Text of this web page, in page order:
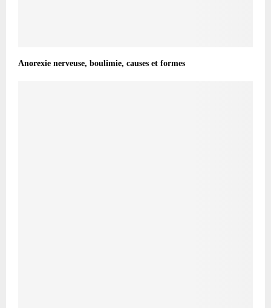
Anorexie nerveuse, boulimie, causes et formes